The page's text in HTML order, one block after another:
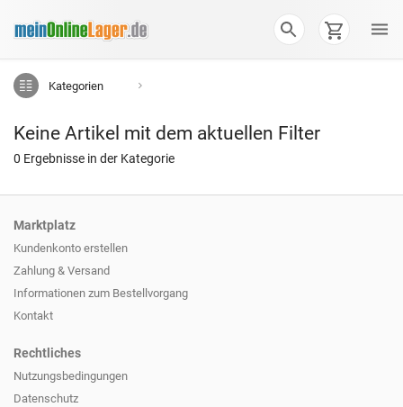
Kategorien
Keine Artikel mit dem aktuellen Filter
0 Ergebnisse in der Kategorie
Marktplatz
Kundenkonto erstellen
Zahlung & Versand
Informationen zum Bestellvorgang
Kontakt
Rechtliches
Nutzungsbedingungen
Datenschutz